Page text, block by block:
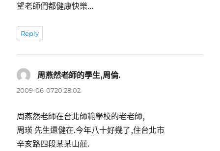
望老師們都健康快樂…
Reply
周燕然老師的學生,周倫.
2009-06-0720:28:02
周燕然老師在台北師範學校的老老師,
周瑛 先生還健在.今年八十好幾了,住台北市
辛亥路四段某某山莊.